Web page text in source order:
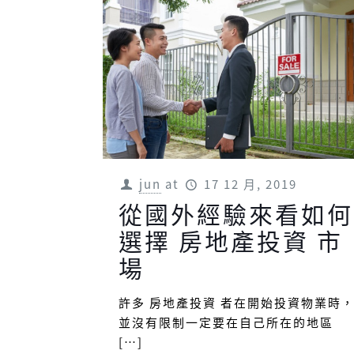
jun at 17 12 月, 2019
從國外經驗來看如何
選擇 房地產投資 市
場
許多 房地產投資 者在開始投資物業時
並沒有限制一定要在自己所在的地區
[…]